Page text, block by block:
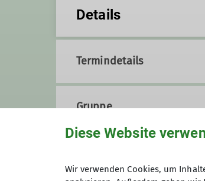
Details
Termindetails
Gruppe
Diese Website
Wir verwenden Cookies, um